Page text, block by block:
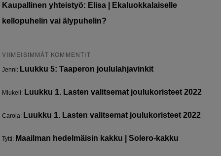
Kaupallinen yhteistyö: Elisa | Ekaluokkalaiselle
kellopuhelin vai älypuhelin?
VIIMEISIMMÄT KOMMENTIT
Jenni: Luukku 5: Taaperon joululahjavinkit
Miukeli: Luukku 1. Lasten valitsemat joulukoristeet 2022
Carola: Luukku 1. Lasten valitsemat joulukoristeet 2022
Tytti: Maailman hedelmäisin kakku | Solero-kakku